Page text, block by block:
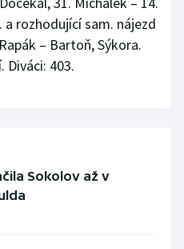
a rozhodující sam. nájezd
– Bartoň, Sýkora.
Diváci: 403.
Sokolov až v